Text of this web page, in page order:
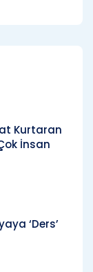
Kurtaran
İnsan
‘Ders’